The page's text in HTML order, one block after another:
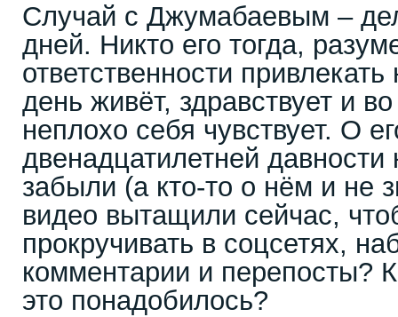
Случай с Джумабаевым –
дней. Никто его тогда,
ответственности
день живёт, здравствует и
неплохо себя чувствует. О
двенадцатилетней давности
забыли (а кто-то о нём и не
видео вытащили сейчас,
прокручивать в соцсетях,
комментарии и перепосты?
это понадобилось?